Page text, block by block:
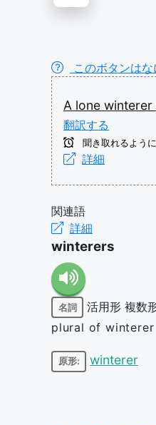
このボタンはな
A lone winterer
翻訳する
聞き取れるよう
詳細
関連語
詳細
winterers
名詞 活用形 複数
plural of winterer
原形: winterer